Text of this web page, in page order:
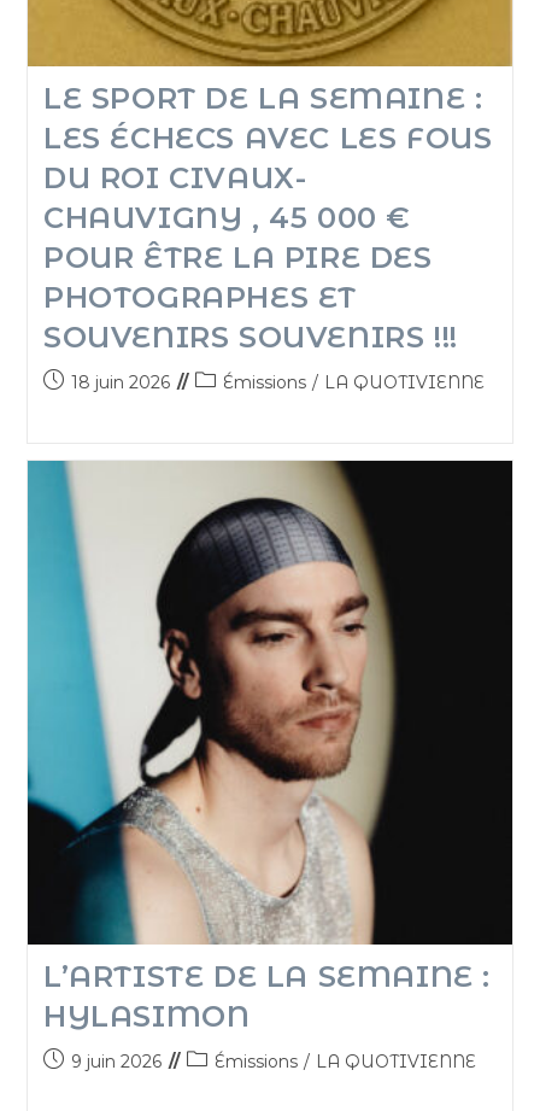
LE SPORT DE LA SEMAINE :
LES ÉCHECS AVEC LES FOUS
DU ROI CIVAUX-
CHAUVIGNY , 45 000 €
POUR ÊTRE LA PIRE DES
PHOTOGRAPHES ET
SOUVENIRS SOUVENIRS !!!
18 juin 2026 Émissions / LA QUOTIVIENNE
L’ARTISTE DE LA SEMAINE :
HYLASIMON
9 juin 2026 Émissions / LA QUOTIVIENNE